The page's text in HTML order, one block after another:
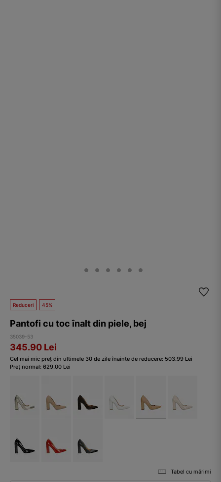
Reduceri 45%
Pantofi cu toc înalt din piele, bej
35039-53
345.90 Lei
Cel mai mic preț din ultimele 30 de zile înainte de reducere: 503.99 Lei
Preț normal: 629.00 Lei
Tabel cu mărimi